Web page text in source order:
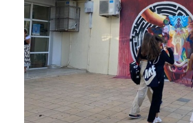
2010
2006
ΤΟΠΟΣ